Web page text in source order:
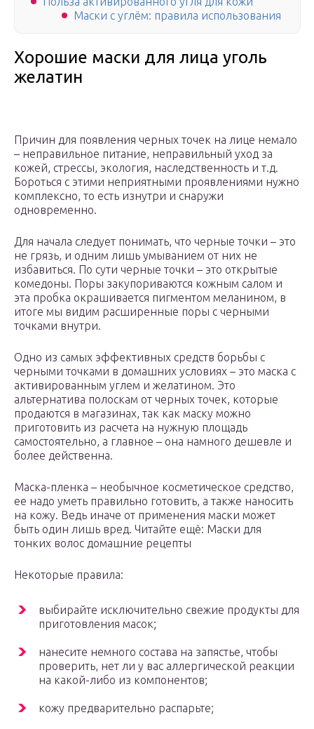
Маски с углём: правила использования
Хорошие маски для лица уголь
желатин
Причин для появления черных точек на лице немало
– неправильное питание, неправильный уход за
кожей, стрессы, экология, наследственность и т.д.
Бороться с этими неприятными проявлениями нужно
комплексно, то есть изнутри и снаружи
одновременно.
Для начала следует понимать, что черные точки – это
не грязь, и одним лишь умыванием от них не
избавиться. По сути черные точки – это открытые
комедоны. Поры закупориваются кожным салом и
эта пробка окрашивается пигментом меланином, в
итоге мы видим расширенные поры с черными
точками внутри.
Одно из самых эффективных средств борьбы с
черными точками в домашних условиях – это маска с
активированным углем и желатином. Это
альтернатива полоскам от черных точек, которые
продаются в магазинах, так как маску можно
приготовить из расчета на нужную площадь
самостоятельно, а главное – она намного дешевле и
более действенна.
Маска-пленка – необычное косметическое средство,
ее надо уметь правильно готовить, а также наносить
на кожу. Ведь иначе от применения маски может
быть один лишь вред. Читайте ещё: Маски для
тонких волос домашние рецепты
Некоторые правила:
выбирайте исключительно свежие продукты для
приготовления масок;
нанесите немного состава на запястье, чтобы
проверить, нет ли у вас аллергической реакции
на какой-либо из компонентов;
кожу предварительно распарьте;